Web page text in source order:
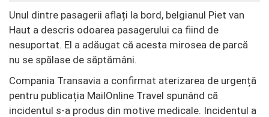
Unul dintre pasagerii aflați la bord, belgianul Piet van
Haut a descris odoarea pasagerului ca fiind de
nesuportat. El a adăugat că acesta mirosea de parcă
nu se spălase de săptămâni.
Compania Transavia a confirmat aterizarea de urgență
pentru publicația MailOnline Travel spunând că
incidentul s-a produs din motive medicale. Incidentul a